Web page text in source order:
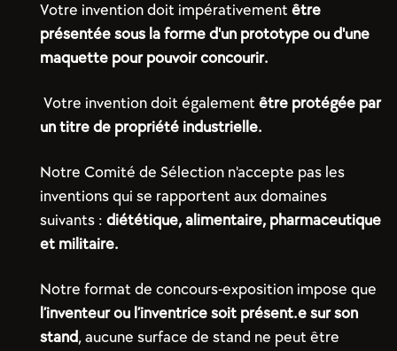
Votre invention doit impérativement être
présentée sous la forme d'un prototype ou d'une
maquette pour pouvoir concourir.
Votre invention doit également être protégée par
un titre de propriété industrielle.
Notre Comité de Sélection n'accepte pas les
inventions qui se rapportent aux domaines
suivants : diététique, alimentaire, pharmaceutique
et militaire.
Notre format de concours-exposition impose que
l’inventeur ou l’inventrice soit présent.e sur son
stand, aucune surface de stand ne peut être